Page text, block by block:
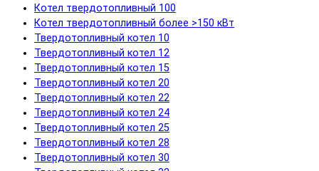
Котел твердотопливный 100
Котел твердотопливный более >150 кВт
Твердотопливный котел 10
Твердотопливный котел 12
Твердотопливный котел 15
Твердотопливный котел 20
Твердотопливный котел 22
Твердотопливный котел 24
Твердотопливный котел 25
Твердотопливный котел 28
Твердотопливный котел 30